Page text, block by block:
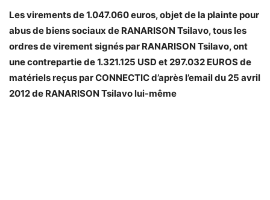
Les virements de 1.047.060 euros, objet de la plainte pour
abus de biens sociaux de RANARISON Tsilavo, tous les
ordres de virement signés par RANARISON Tsilavo, ont
une contrepartie de 1.321.125 USD et 297.032 EUROS de
matériels reçus par CONNECTIC d’après l’email du 25 avril
2012 de RANARISON Tsilavo lui-même